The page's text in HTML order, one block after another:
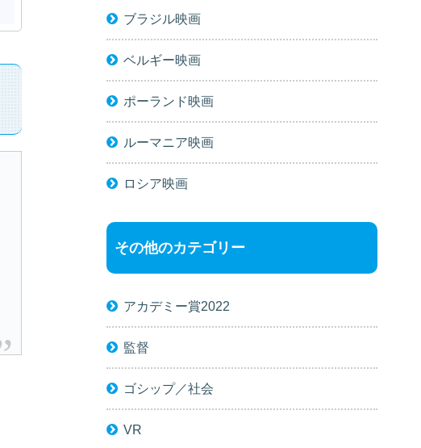
ブラジル映画
ベルギー映画
ポーランド映画
ルーマニア映画
ロシア映画
その他のカテゴリー
アカデミー賞2022
監督
ゴシップ／社会
VR